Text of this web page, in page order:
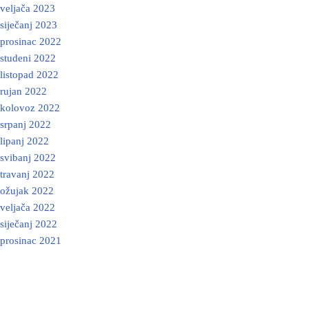
veljača 2023
siječanj 2023
prosinac 2022
studeni 2022
listopad 2022
rujan 2022
kolovoz 2022
srpanj 2022
lipanj 2022
svibanj 2022
travanj 2022
ožujak 2022
veljača 2022
siječanj 2022
prosinac 2021